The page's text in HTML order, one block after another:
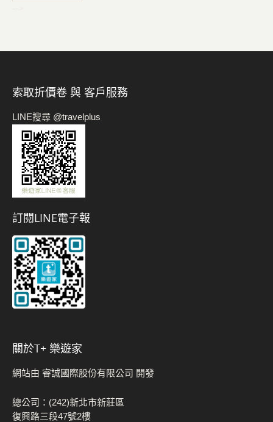
索取折價卷 與 客戶服務
LINE搜尋 @travelplus
訂閱LINE電子報
關於t+ 樂遊家
網站由 睿誠國際股份有限公司 開發
總公司：(242)新北市新莊區
復興路三段47號2樓